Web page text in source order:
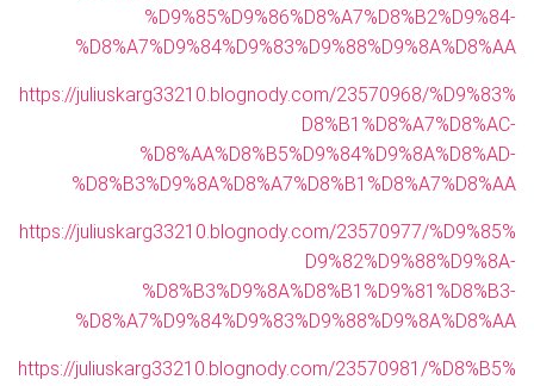
%D9%85%D9%86%D8%A7%D8%B2%D9%84-
%D8%A7%D9%84%D9%83%D9%88%D9%8A%D8%AA
https://juliuskarg33210.blognody.com/23570968/%D9%83%
D8%B1%D8%A7%D8%AC-
%D8%AA%D8%B5%D9%84%D9%8A%D8%AD-
%D8%B3%D9%8A%D8%A7%D8%B1%D8%A7%D8%AA
https://juliuskarg33210.blognody.com/23570977/%D9%85%
D9%82%D9%88%D9%8A-
%D8%B3%D9%8A%D8%B1%D9%81%D8%B3-
%D8%A7%D9%84%D9%83%D9%88%D9%8A%D8%AA
https://juliuskarg33210.blognody.com/23570981/%D8%B5%